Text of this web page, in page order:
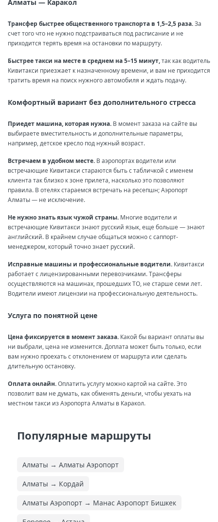
Алматы — Каракол
Трансфер быстрее общественного транспорта в 1,5–2,5 раза.За
счет того что не нужно подстраиваться под расписание и не
приходится терять время на остановки по маршруту.
Быстрее такси на месте в среднем на 5–15 минут,так как водитель
Кивитакси приезжает к назначенному времени, и вам не приходится
тратить время на поиск нужного автомобиля и ждать подачу.
Комфортный вариант без дополнительного стресса
Приедет машина, которая нужна. В момент заказа на сайте вы
выбираете вместительность и дополнительные параметры,
например, детское кресло под нужный возраст.
Встречаем в удобном месте. В аэропортах водители или
встречающие Кивитакси стараются быть с табличкой с именем
клиента так близко к зоне прилета, насколько это позволяют
правила. В отелях стараемся встречать на ресепшн; Аэропорт
Алматы — не исключение.
Не нужно знать язык чужой страны. Многие водители и
встречающие Кивитакси знают русский язык, еще больше — знают
английский. В крайнем случае общаться можно с саппорт-
менеджером, который точно знает русский.
Исправные машины и профессиональные водители. Кивитакси
работает с лицензированными перевозчиками. Трансферы
осуществляются на машинах, прошедших ТО, не старше семи лет.
Водители имеют лицензии на профессиональную деятельность.
Услуга по понятной цене
Цена фиксируется в момент заказа. Какой бы вариант оплаты вы
ни выбрали, цена не изменится. Доплата может быть только, если
вам нужно проехать с отклонением от маршрута или сделать
длительную остановку.
Оплата онлайн.Оплатить услугу можно картой на сайте. Это
позволит вам не думать, как обменять деньги, чтобы уехать на
местном такси из Аэропорта Алматы в Каракол.
Популярные маршруты
Алматы → Алматы Аэропорт
Алматы → Кордай
Алматы Аэропорт → Манас Аэропорт Бишкек